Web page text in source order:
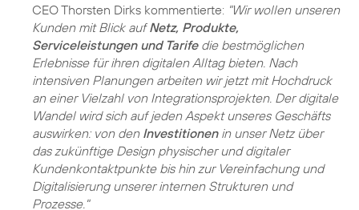
CEO Thorsten Dirks kommentierte: "Wir wollen unseren
Kunden mit Blick aufNetz, Produkte,
Serviceleistungen und Tarifedie bestmöglichen
Erlebnisse für ihren digitalen Alltag bieten. Nach
intensiven Planungen arbeiten wir jetzt mit Hochdruck
an einer Vielzahl von Integrationsprojekten. Der digitale
Wandel wird sich auf jeden Aspekt unseres Geschäfts
auswirken: von den Investitionenin unser Netz über
das zukünftige Design physischer und digitaler
Kundenkontaktpunkte bis hin zur Vereinfachung und
Digitalisierung unserer internen Strukturen und
Prozesse."